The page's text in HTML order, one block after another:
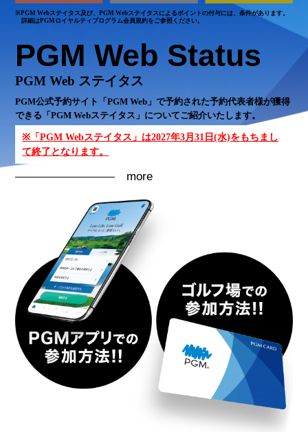
※PGM Webステイタス及び、PGM Webステイタスによるポイントの付与には、条件があります。
詳細はPGMロイヤルティプログラム会員規約をご参照ください。
PGM Web Status
PGM Web ステイタス
PGM公式予約サイト「PGM Web」で予約された予約代表者様が獲得
できる「PGM Webステイタス」についてご紹介いたします。
※「PGM Webステイタス」は2027年3月31日(水)をもちまし
て終了となります。
more